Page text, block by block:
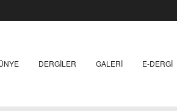
DERGILER GALERI E-DERGI